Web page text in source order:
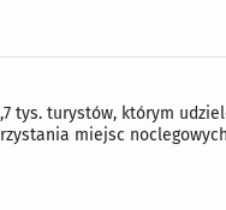
tys. turystów, którym
miejsc